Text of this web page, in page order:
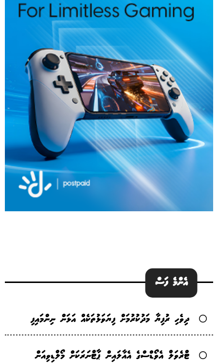
އެންމެ ފަސް
ދިވެހި ރުފިޔާ މަދުކުރުމަށް ފިޔަވަޅުތަކެއް އަޅަން ނިންމައިފި
ޓްރެވަލް އެވޯޑްސްގެ އެއާލައިން ޕާޓްނަރަކަށް މޯލްޑިވިއަން